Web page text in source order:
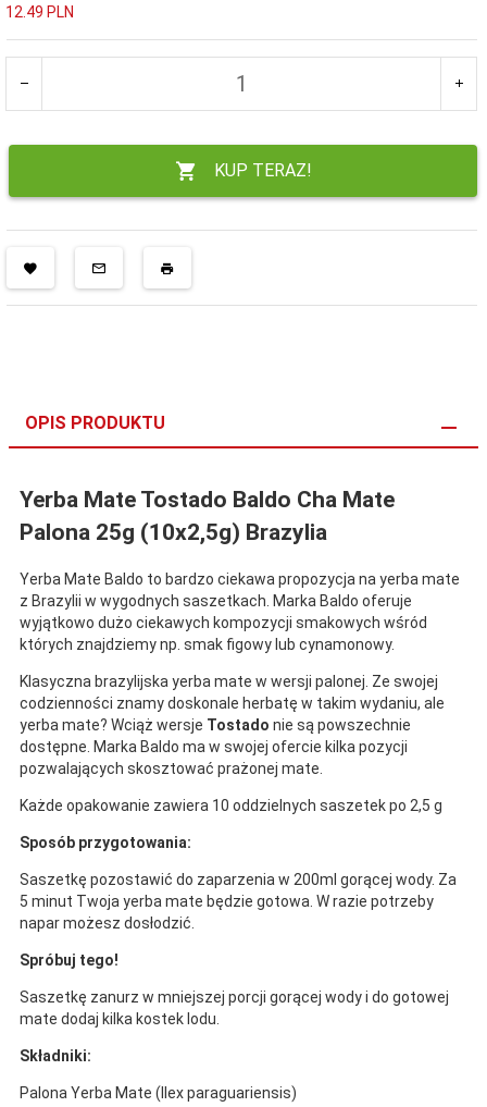
12.49 PLN
KUP TERAZ!
OPIS PRODUKTU
Yerba Mate Tostado Baldo Cha Mate
Palona 25g (10x2,5g) Brazylia
Yerba Mate Baldo to bardzo ciekawa propozycja na yerba mate
z Brazylii w wygodnych saszetkach. Marka Baldo oferuje
wyjątkowo dużo ciekawych kompozycji smakowych wśród
których znajdziemy np. smak figowy lub cynamonowy.
Klasyczna brazylijska yerba mate w wersji palonej. Ze swojej
codzienności znamy doskonale herbatę w takim wydaniu, ale
yerba mate? Wciąż wersje Tostado nie są powszechnie
dostępne. Marka Baldo ma w swojej ofercie kilka pozycji
pozwalających skosztować prażonej mate.
Każde opakowanie zawiera 10 oddzielnych saszetek po 2,5 g
Sposób przygotowania:
Saszetkę pozostawić do zaparzenia w 200ml gorącej wody. Za
5 minut Twoja yerba mate będzie gotowa. W razie potrzeby
napar możesz dosłodzić.
Spróbuj tego!
Saszetkę zanurz w mniejszej porcji gorącej wody i do gotowej
mate dodaj kilka kostek lodu.
Składniki:
Palona Yerba Mate (Ilex paraguariensis)